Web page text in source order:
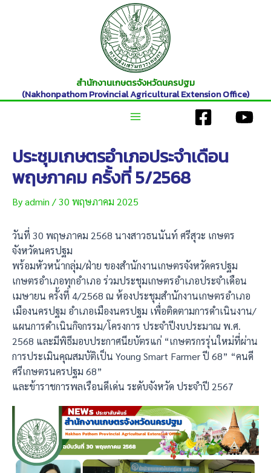
สำนักงานเกษตรจังหวัดนครปฐม
(Nakhonpathom Provincial Agricultural Extension Office)
Menu
ประชุมเกษตรอำเภอประจำเดือน
พฤษภาคม ครั้งที่ 5/2568
Byadmin /30 พฤษภาคม 2025
วันที่ 30 พฤษภาคม 2568 นางสาวธนนันท์ ศรีสุวะ เกษตร
จังหวัดนครปฐม
พร้อมหัวหน้ากลุ่ม/ฝ่าย ของสำนักงานเกษตรจังหวัดครปฐม
เกษตรอำเภอทุกอำเภอ ร่วมประชุมเกษตรอำเภอประจำเดือน
เมษายน ครั้งที่ 4/2568 ณ ห้องประชุมสำนักงานเกษตรอำเภอ
เมืองนครปฐม อำเภอเมืองนครปฐม เพื่อติดตามการดำเนินงาน/
แผนการดำเนินกิจกรรม/โครงการ ประจำปีงบประมาณ พ.ศ.
2568 และมีพิธีมอบประกาศนียบัตรแก่ “เกษตรกรรุ่นใหม่ที่ผ่าน
การประเมินคุณสมบัติเป็น Young Smart Farmer ปี 68” “คนดี
ศรีเกษตรนครปฐม 68”
และข้าราชการพลเรือนดีเด่น ระดับจังหวัด ประจำปี 2567